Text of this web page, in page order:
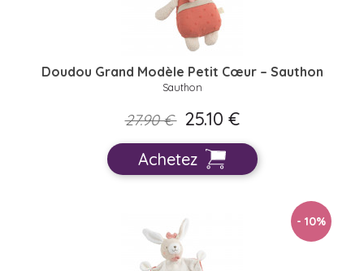
Doudou Grand Modèle Petit Cœur – Sauthon
Sauthon
27.90 € 25.10 €
Achetez
- 10%